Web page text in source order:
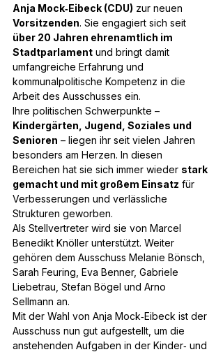
Anja Mock‑Eibeck (CDU) zur neuen
Vorsitzenden. Sie engagiert sich seit
über 20 Jahren ehrenamtlich im
Stadtparlament und bringt damit
umfangreiche Erfahrung und
kommunalpolitische Kompetenz in die
Arbeit des Ausschusses ein.
Ihre politischen Schwerpunkte –
Kindergärten, Jugend, Soziales und
Senioren – liegen ihr seit vielen Jahren
besonders am Herzen. In diesen
Bereichen hat sie sich immer wieder stark
gemacht und mit großem Einsatz für
Verbesserungen und verlässliche
Strukturen geworben.
Als Stellvertreter wird sie von Marcel
Benedikt Knöller unterstützt. Weiter
gehören dem Ausschuss Melanie Bönsch,
Sarah Feuring, Eva Benner, Gabriele
Liebetrau, Stefan Bögel und Arno
Sellmann an.
Mit der Wahl von Anja Mock‑Eibeck ist der
Ausschuss nun gut aufgestellt, um die
anstehenden Aufgaben in der Kinder‑ und